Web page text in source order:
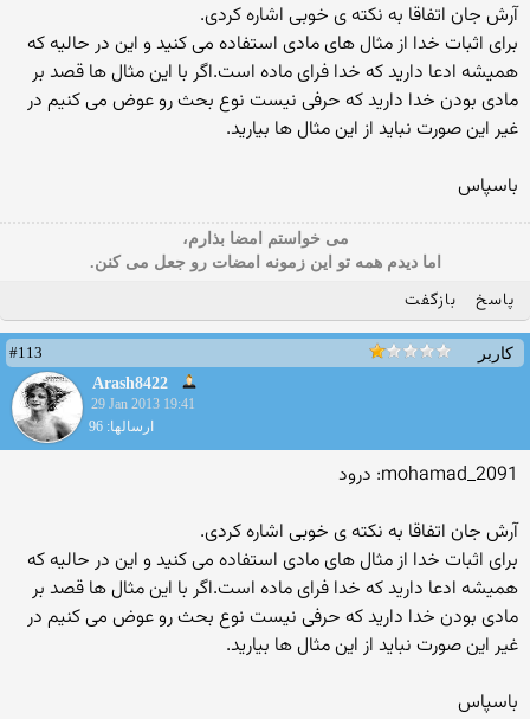
آرش جان اتفاقا به نکته ی خوبی اشاره کردی.
برای اثبات خدا از مثال های مادی استفاده می کنید و این در حالیه که
همیشه ادعا دارید که خدا فرای ماده است.اگر با این مثال ها قصد بر
مادی بودن خدا دارید که حرفی نیست نوع بحث رو عوض می کنیم در
غیر این صورت نباید از این مثال ها بیارید.
باسپاس
می خواستم امضا بذارم،
اما دیدم همه تو این زمونه امضات رو جعل می کنن.
پاسخ بازگفت
کاربر
#113
Arash8422
29 Jan 2013 19:41
ارسالها: 96
mohamad_2091: درود
آرش جان اتفاقا به نکته ی خوبی اشاره کردی.
برای اثبات خدا از مثال های مادی استفاده می کنید و این در حالیه که
همیشه ادعا دارید که خدا فرای ماده است.اگر با این مثال ها قصد بر
مادی بودن خدا دارید که حرفی نیست نوع بحث رو عوض می کنیم در
غیر این صورت نباید از این مثال ها بیارید.
باسپاس